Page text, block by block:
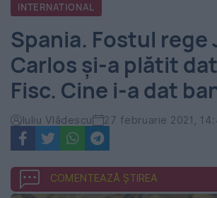
România
-
Evenimentul
Zilei
INTERNATIONAL
Spania. Fostul rege
Carlos și-a plătit
Fisc. Cine i-a dat
Iuliu Vlădescu 27 februarie 2021,
COMENTEAZĂ ȘTIREA